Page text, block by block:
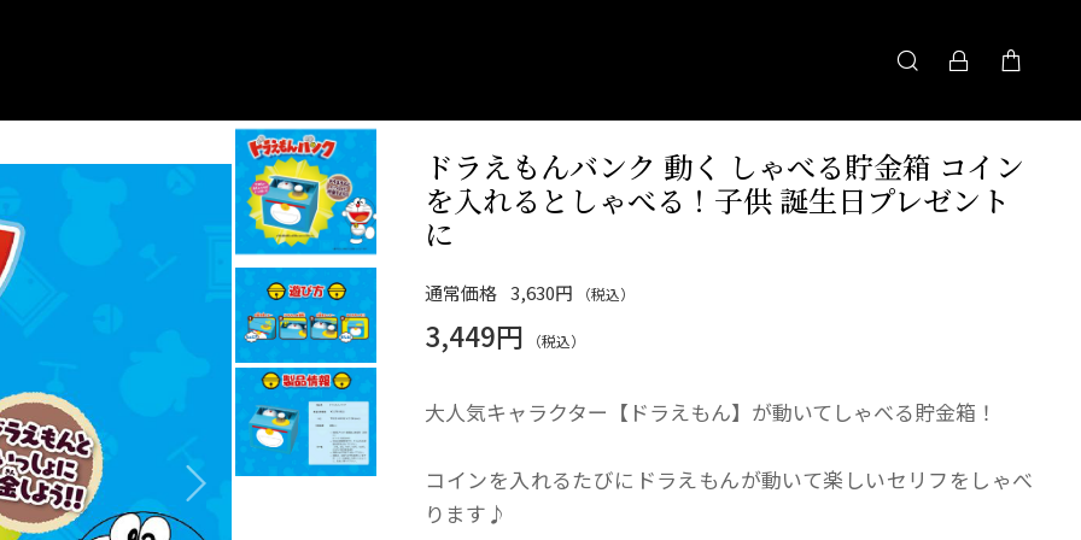
ドラえもんバンク 動く しゃべる貯金箱 コイン
を入れるとしゃべる！子供 誕生日プレゼント
に
通常価格 3,630円 （税込）
3,449円 （税込）
大人気キャラクター【ドラえもん】が動いてしゃべる貯金箱！
コインを入れるたびにドラえもんが動いて楽しいセリフをしゃべ
ります♪